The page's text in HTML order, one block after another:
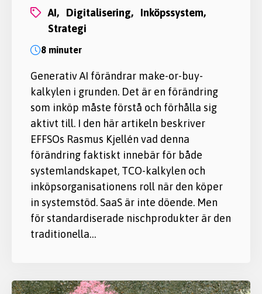
AI, digitalisering,
inköpssystem,
strategi
8 minuter
Generativ AI förändrar make-or-buy-
kalkylen i grunden. Det är en förändring
som inköp måste förstå och förhålla sig
aktivt till. I den här artikeln beskriver
EFFSOs Rasmus Kjellén vad denna
förändring faktiskt innebär för både
systemlandskapet, TCO-kalkylen och
inköpsorganisationens roll när den köper
in systemstöd. SaaS är inte döende. Men
för standardiserade nischprodukter är den
traditionella…